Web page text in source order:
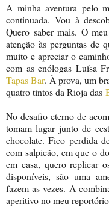
A minha aventura pelo
continuada. Vou à
Quero saber mais. O
atenção às perguntas de
muito e apreciar o
com as enólogas Luísa
Tapas Bar. À prova, um
quatro tintos da Rioja das
No desafio eterno de
tomam lugar junto de
chocolate. Fico perdida
com salpicão, em que o
em casa, quero replicar
disponíveis, são uma
fazem as vezes. A
aperitivo no meu